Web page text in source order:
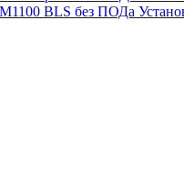
BLS без ПОДа